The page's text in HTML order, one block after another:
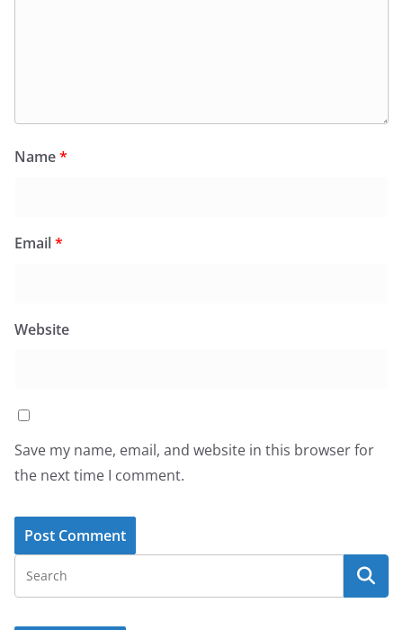
Name*
Email*
Website
Save my name, email, and website in this browser for
the next time I comment.